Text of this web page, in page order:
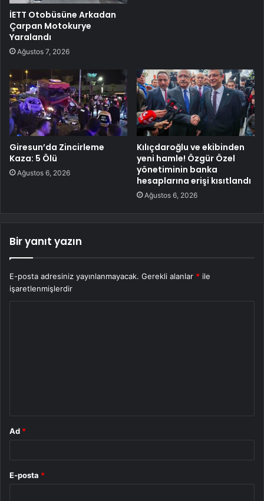
İETT Otobüsüne Arkadan
Çarpan Motokurye
Yaralandı
Ağustos 7, 2026
Giresun’da Zincirleme
Kaza: 5 Ölü
Ağustos 6, 2026
Kılıçdaroğlu ve ekibinden
yeni hamle! Özgür Özel
yönetiminin banka
hesaplarına erişi kısıtlandı
Ağustos 6, 2026
Bir yanıt yazın
E-posta adresiniz yayınlanmayacak. Gerekli alanlar * ile
işaretlenmişlerdir
Ad *
E-posta *